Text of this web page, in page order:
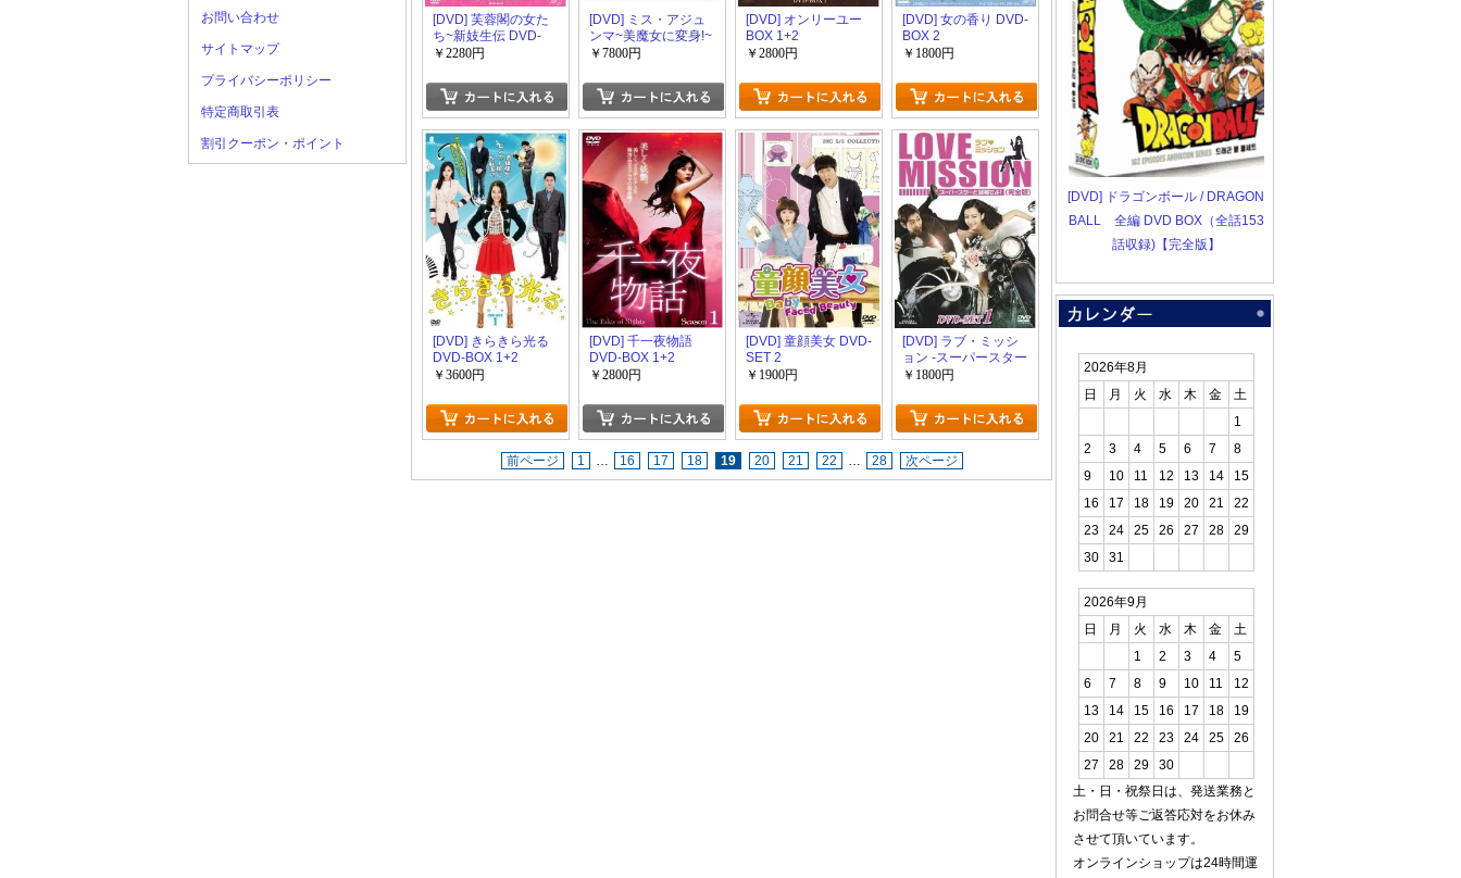
お問い合わせ
サイトマップ
プライバシーポリシー
特定商取引表
割引クーポン・ポイント
[DVD] 芙蓉閣の女た
ち~新妓生伝 DVD-
BOX 1
￥2280円
[DVD] ミス・アジュ
ンマ~美魔女に変身!~
DVD-BOX 1-3
￥7800円
[DVD] オンリーユー
BOX 1+2
￥2800円
[DVD] 女の香り DVD-
BOX 2
￥1800円
[DVD] きらきら光る
DVD-BOX 1+2
￥3600円
[DVD] 千一夜物語
DVD-BOX 1+2
￥2800円
[DVD] 童顔美女 DVD-
SET 2
￥1900円
[DVD] ラブ・ミッシ
ョン -スーパースター
と結婚せよ!- DVD-
￥1800円
前ページ 1 … 16 17 18 19 20 21 22 … 28 次ページ
[DVD] ドラゴンボール / DRAGON
BALL 全編 DVD BOX（全話153
話収録)【完全版】
2026年8月
日
月 火 水 木 金
土
1
2
3 4 5 6 7
8
9
10 11 12 13 14
15
16
17 18 19 20 21
22
23
24 25 26 27 28
29
30
31
2026年9月
日
月 火 水 木 金
土
1
2 3 4
5
6
7 8 9 10 11
12
13
14 15 16 17 18
19
20
21 22 23 24 25
26
27
28 29
30
土・日・祝祭日は、発送業務と
お問合せ等ご返答応対をお休み
させて頂いています。
オンラインショップは24時間運